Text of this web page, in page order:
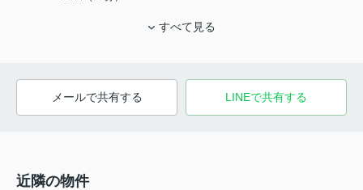
すべて見る
メールで共有する LINEで共有する
近隣の物件